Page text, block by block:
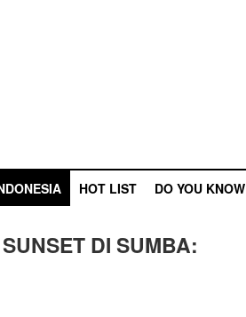
HOT LIST DO YOU KNOW
DI SUMBA: